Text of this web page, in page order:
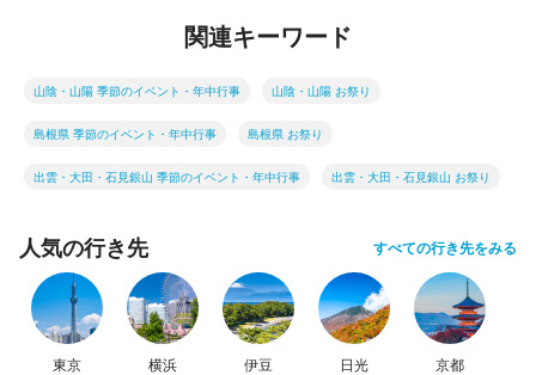
関連キーワード
山陰・山陽 季節のイベント・年中行事 山陰・山陽 お祭り
島根県 季節のイベント・年中行事 島根県 お祭り
出雲・大田・石見銀山 季節のイベント・年中行事 出雲・大田・石見銀山 お祭り
人気の行き先 すべての行き先をみる
東京 横浜 伊豆 日光 京都